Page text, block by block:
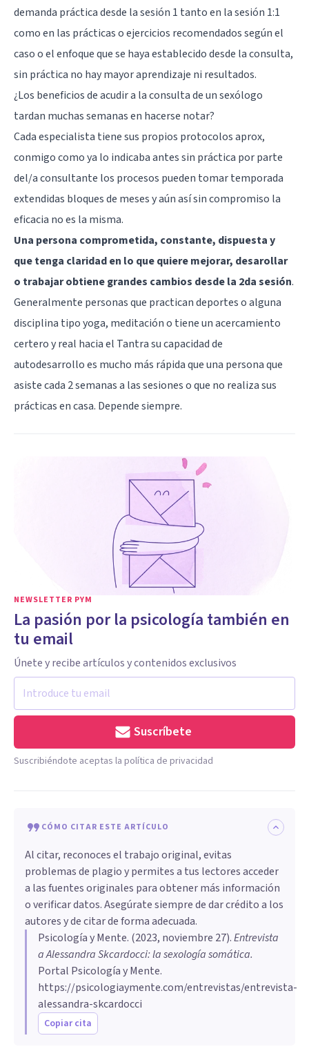
demanda práctica desde la sesión 1 tanto en la sesión 1:1
como en las prácticas o ejercicios recomendados según el
caso o el enfoque que se haya establecido desde la consulta,
sin práctica no hay mayor aprendizaje ni resultados.
¿Los beneficios de acudir a la consulta de un sexólogo
tardan muchas semanas en hacerse notar?
Cada especialista tiene sus propios protocolos aprox,
conmigo como ya lo indicaba antes sin práctica por parte
del/a consultante los procesos pueden tomar temporada
extendidas bloques de meses y aún así sin compromiso la
eficacia no es la misma.
Una persona comprometida, constante, dispuesta y
que tenga claridad en lo que quiere mejorar, desarollar
o trabajar obtiene grandes cambios desde la 2da sesión.
Generalmente personas que practican deportes o alguna
disciplina tipo yoga, meditación o tiene un acercamiento
certero y real hacia el Tantra su capacidad de
autodesarrollo es mucho más rápida que una persona que
asiste cada 2 semanas a las sesiones o que no realiza sus
prácticas en casa. Depende siempre.
NEWSLETTER PYM
La pasión por la psicología también en
tu email
Únete y recibe artículos y contenidos exclusivos
Suscríbete
Suscribiéndote aceptas la política de privacidad
CÓMO CITAR ESTE ARTÍCULO
Al citar, reconoces el trabajo original, evitas
problemas de plagio y permites a tus lectores acceder
a las fuentes originales para obtener más información
o verificar datos. Asegúrate siempre de dar crédito a los
autores y de citar de forma adecuada.
Psicología y Mente. (2023, noviembre 27).Entrevista
a Alessandra Skcardocci: la sexología somática.
Portal Psicología y Mente.
https://psicologiaymente.com/entrevistas/entrevista-
alessandra-skcardocci
Copiar cita